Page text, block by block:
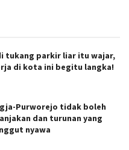
tukang parkir liar itu wajar,
di kota ini begitu langka!
Purworejo tidak boleh
dan turunan yang
nyawa